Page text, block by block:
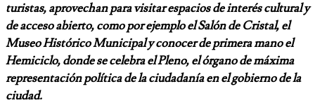
turistas, aprovechan para visitar espacios de interés cultural y
de acceso abierto, como por ejemplo el Salón de Cristal, el
Museo Histórico Municipal y conocer de primera mano el
Hemiciclo, donde se celebra el Pleno, el órgano de máxima
representación política de la ciudadanía en el gobierno de la
ciudad.